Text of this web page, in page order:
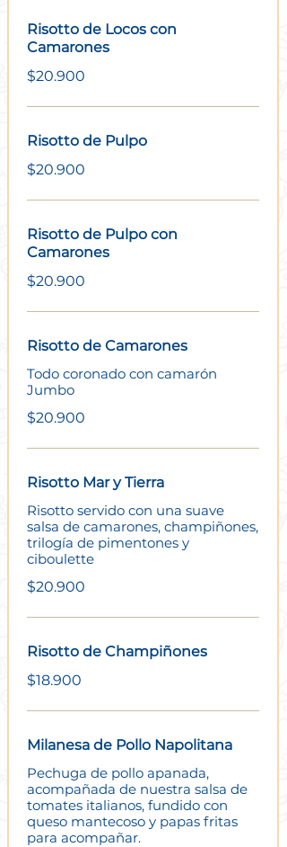
Risotto de Locos con
Camarones
$20.900
Risotto de Pulpo
$20.900
Risotto de Pulpo con
Camarones
$20.900
Risotto de Camarones
Todo coronado con camarón
Jumbo
$20.900
Risotto Mar y Tierra
Risotto servido con una suave
salsa de camarones, champiñones,
trilogía de pimentones y
ciboulette
$20.900
Risotto de Champiñones
$18.900
Milanesa de Pollo Napolitana
Pechuga de pollo apanada,
acompañada de nuestra salsa de
tomates italianos, fundido con
queso mantecoso y papas fritas
para acompañar.